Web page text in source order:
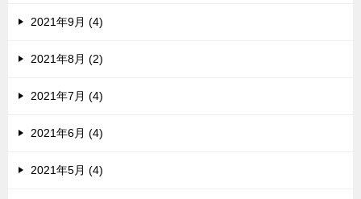
2021年9月 (4)
2021年8月 (2)
2021年7月 (4)
2021年6月 (4)
2021年5月 (4)